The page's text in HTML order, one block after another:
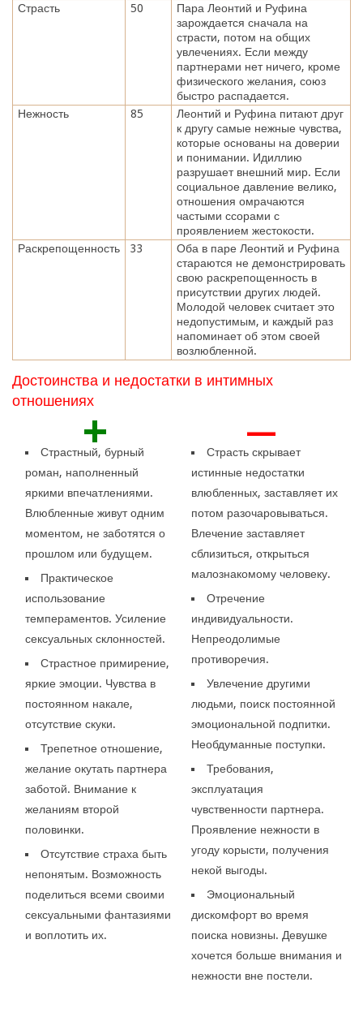
Страсть
50
Пара Леонтий и Руфина
зарождается сначала на
страсти, потом на общих
увлечениях. Если между
партнерами нет ничего, кроме
физического желания, союз
быстро распадается.
Нежность
85
Леонтий и Руфина питают друг
к другу самые нежные чувства,
которые основаны на доверии
и понимании. Идиллию
разрушает внешний мир. Если
социальное давление велико,
отношения омрачаются
частыми ссорами с
проявлением жестокости.
Раскрепощенность
33
Оба в паре Леонтий и Руфина
стараются не демонстрировать
свою раскрепощенность в
присутствии других людей.
Молодой человек считает это
недопустимым, и каждый раз
напоминает об этом своей
возлюбленной.
Достоинства и недостатки в интимных
отношениях
+
Страстный, бурный
роман, наполненный
яркими впечатлениями.
Влюбленные живут одним
моментом, не заботятся о
прошлом или будущем.
Практическое
использование
темпераментов. Усиление
сексуальных склонностей.
Страстное примирение,
яркие эмоции. Чувства в
постоянном накале,
отсутствие скуки.
Трепетное отношение,
желание окутать партнера
заботой. Внимание к
желаниям второй
половинки.
Отсутствие страха быть
непонятым. Возможность
поделиться всеми своими
сексуальными фантазиями
и воплотить их.
—
Страсть скрывает
истинные недостатки
влюбленных, заставляет их
потом разочаровываться.
Влечение заставляет
сблизиться, открыться
малознакомому человеку.
Отречение
индивидуальности.
Непреодолимые
противоречия.
Увлечение другими
людьми, поиск постоянной
эмоциональной подпитки.
Необдуманные поступки.
Требования,
эксплуатация
чувственности партнера.
Проявление нежности в
угоду корысти, получения
некой выгоды.
Эмоциональный
дискомфорт во время
поиска новизны. Девушке
хочется больше внимания и
нежности вне постели.